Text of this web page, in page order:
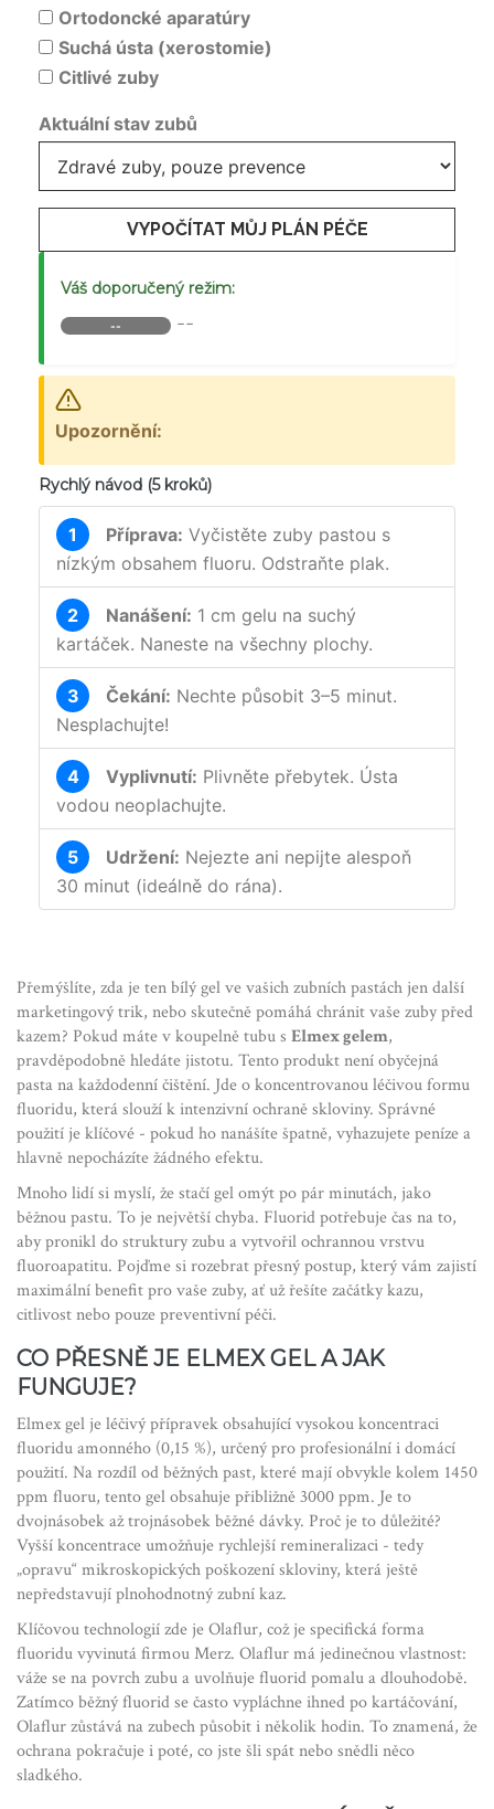
Ortodoncké aparatúry
Suchá ústa (xerostomie)
Citlivé zuby
Aktuální stav zubů
VYPOČÍTAT MŮJ PLÁN PÉČE
Váš doporučený režim:
-- --
Upozornění:
Rychlý návod (5 kroků)
1 Příprava: Vyčistěte zuby pastou s
nízkým obsahem fluoru. Odstraňte plak.
2 Nanášení: 1 cm gelu na suchý
kartáček. Naneste na všechny plochy.
3 Čekání: Nechte působit 3–5 minut.
Nesplachujte!
4 Vyplivnutí: Plivněte přebytek. Ústa
vodou neoplachujte.
5 Udržení: Nejezte ani nepijte alespoň
30 minut (ideálně do rána).
Přemýšlíte, zda je ten bílý gel ve vašich zubních pastách jen další
marketingový trik, nebo skutečně pomáhá chránit vaše zuby před
kazem? Pokud máte v koupelně tubu s Elmex gelem,
pravděpodobně hledáte jistotu. Tento produkt není obyčejná
pasta na každodenní čištění. Jde o koncentrovanou léčivou formu
fluoridu, která slouží k intenzivní ochraně skloviny. Správné
použití je klíčové - pokud ho nanášíte špatně, vyhazujete peníze a
hlavně nepocházíte žádného efektu.
Mnoho lidí si myslí, že stačí gel omýt po pár minutách, jako
běžnou pastu. To je největší chyba. Fluorid potřebuje čas na to,
aby pronikl do struktury zubu a vytvořil ochrannou vrstvu
fluoroapatitu. Pojďme si rozebrat přesný postup, který vám zajistí
maximální benefit pro vaše zuby, ať už řešíte začátky kazu,
citlivost nebo pouze preventivní péči.
CO PŘESNĚ JE ELMEX GEL A JAK
FUNGUJE?
Elmex gel jeléčivý přípravek obsahující vysokou koncentraci
fluoridu amonného (0,15 %), určený pro profesionální i domácí
použití. Na rozdíl od běžných past, které mají obvykle kolem 1450
ppm fluoru, tento gel obsahuje přibližně 3000 ppm. Je to
dvojnásobek až trojnásobek běžné dávky. Proč je to důležité?
Vyšší koncentrace umožňuje rychlejší remineralizaci - tedy
„opravu“ mikroskopických poškození skloviny, která ještě
nepředstavují plnohodnotný zubní kaz.
Klíčovou technologií zde jeOlaflur, což jespecifická forma
fluoridu vyvinutá firmou Merz. Olaflur má jedinečnou vlastnost:
váže se na povrch zubu a uvolňuje fluorid pomalu a dlouhodobě.
Zatímco běžný fluorid se často vypláchne ihned po kartáčování,
Olaflur zůstává na zubech působit i několik hodin. To znamená, že
ochrana pokračuje i poté, co jste šli spát nebo snědli něco
sladkého.